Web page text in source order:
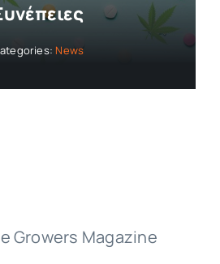
News
Growers Magazine